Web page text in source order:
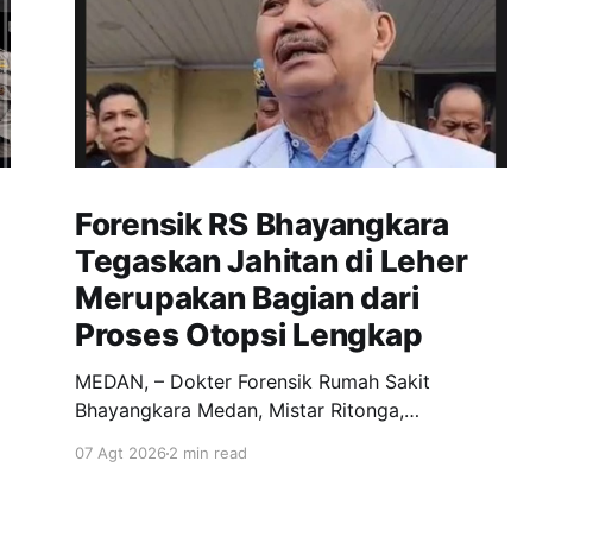
Forensik RS Bhayangkara
Tegaskan Jahitan di Leher
Merupakan Bagian dari
Proses Otopsi Lengkap
MEDAN, – Dokter Forensik Rumah Sakit
Bhayangkara Medan, Mistar Ritonga,
kekerasan pada tubuh W (30), mantan istri
07 Agt 20262 min read